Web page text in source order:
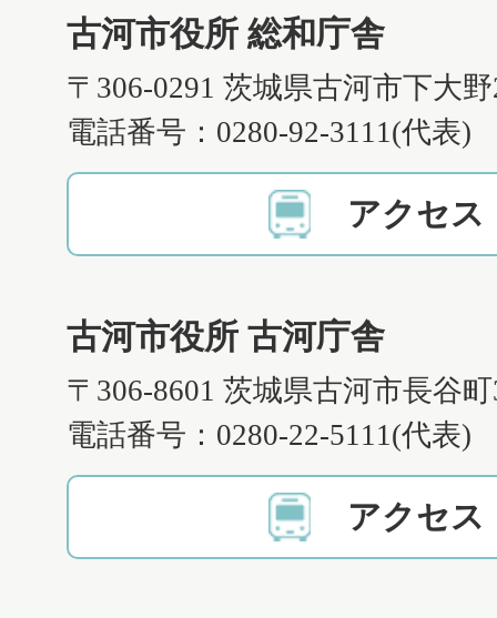
古河市役所 総和庁舎
〒306-0291 茨城県古河市下大
電話番号：0280-92-3111(代表)
アクセス
古河市役所 古河庁舎
〒306-8601 茨城県古河市長谷
電話番号：0280-22-5111(代表)
アクセス